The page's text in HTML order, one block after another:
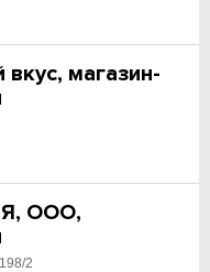
магазин-
Я, ООО,
2